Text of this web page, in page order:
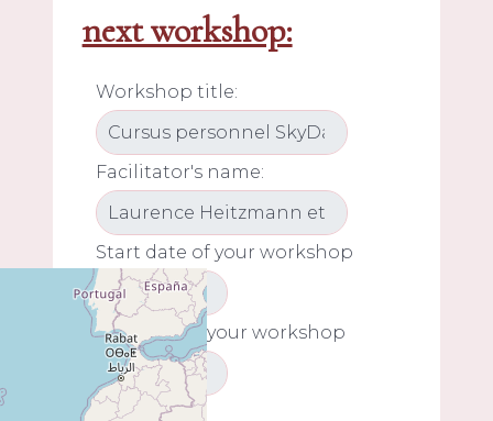
next workshop:
Workshop title:
Facilitator's name:
Start date of your workshop
End date of your workshop